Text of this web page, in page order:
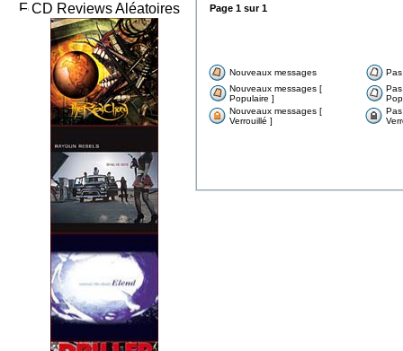
CD Reviews Aléatoires
Page 1 sur1
Nouveaux messages
Nouveaux messages [
Populaire ]
Nouveaux messages [
Verrouillé ]